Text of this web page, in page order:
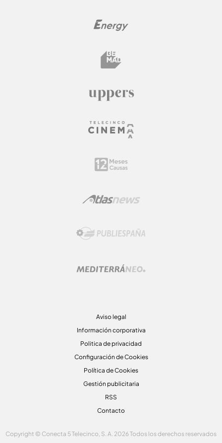
Aviso legal
Información corporativa
Politica de privacidad
Configuración de Cookies
Política de Cookies
Gestión publicitaria
RSS
Contacto
Copyright © Conecta 5 Telecinco, S. A. 2026 Todos los derechos reservados